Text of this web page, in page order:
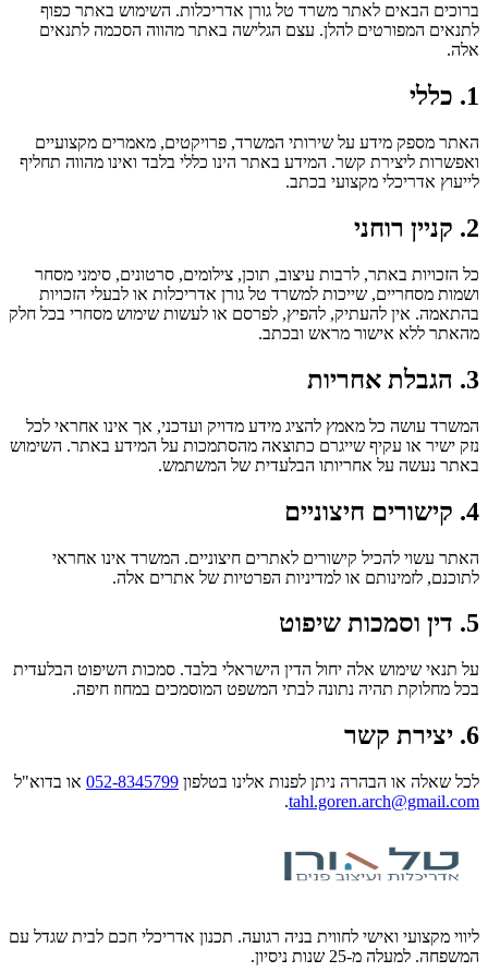
ברוכים הבאים לאתר משרד טל גורן אדריכלות. השימוש באתר כפוף
לתנאים המפורטים להלן. עצם הגלישה באתר מהווה הסכמה לתנאים
אלה.
1. כללי
האתר מספק מידע על שירותי המשרד, פרויקטים, מאמרים מקצועיים
ואפשרות ליצירת קשר. המידע באתר הינו כללי בלבד ואינו מהווה תחליף
לייעוץ אדריכלי מקצועי בכתב.
2. קניין רוחני
כל הזכויות באתר, לרבות עיצוב, תוכן, צילומים, סרטונים, סימני מסחר
ושמות מסחריים, שייכות למשרד טל גורן אדריכלות או לבעלי הזכויות
בהתאמה. אין להעתיק, להפיץ, לפרסם או לעשות שימוש מסחרי בכל חלק
מהאתר ללא אישור מראש ובכתב.
3. הגבלת אחריות
המשרד עושה כל מאמץ להציג מידע מדויק ועדכני, אך אינו אחראי לכל
נזק ישיר או עקיף שייגרם כתוצאה מהסתמכות על המידע באתר. השימוש
באתר נעשה על אחריותו הבלעדית של המשתמש.
4. קישורים חיצוניים
האתר עשוי להכיל קישורים לאתרים חיצוניים. המשרד אינו אחראי
לתוכנם, לזמינותם או למדיניות הפרטיות של אתרים אלה.
5. דין וסמכות שיפוט
על תנאי שימוש אלה יחול הדין הישראלי בלבד. סמכות השיפוט הבלעדית
בכל מחלוקת תהיה נתונה לבתי המשפט המוסמכים במחוז חיפה.
6. יצירת קשר
לכל שאלה או הבהרה ניתן לפנות אלינו בטלפון 052-8345799 או בדוא"ל
tahl.goren.arch@gmail.com
.
ליווי מקצועי ואישי לחווית בניה רגועה. תכנון אדריכלי חכם לבית שגדל עם
המשפחה. למעלה מ-25 שנות ניסיון.